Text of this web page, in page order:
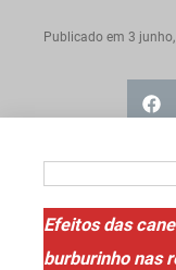
Publicado em 3
Efeitos das
burburinho nas